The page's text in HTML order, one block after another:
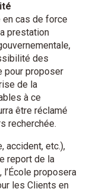
en cas de force
prestation
des
pour proposer
de la
à ce
être réclamé
recherchée.
accident, etc.),
report de la
proposera
les Clients en